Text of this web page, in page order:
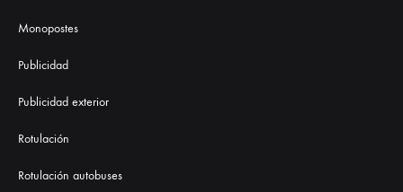
Monopostes
Publicidad
Publicidad exterior
Rotulación
Rotulación autobuses